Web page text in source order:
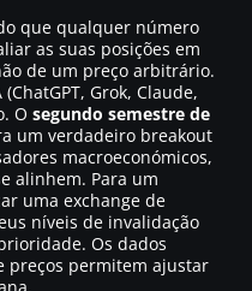
que qualquer número
as suas posições em
de um preço arbitrário.
Grok, Claude,
O segundo semestre de
um verdadeiro breakout
macroeconómicos,
alinhem. Para um
uma exchange de
níveis de invalidação
Os dados
preços permitem ajustar